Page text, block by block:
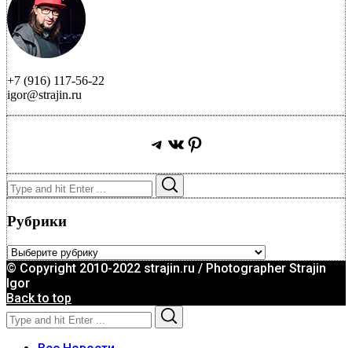
+7 (916) 117-56-22
igor@strajin.ru
Telegram
ВКонтакте
Pinterest
Search
for:
Рубрики
Рубрики
© Copyright 2010-2022 strajin.ru / Photographer Strajin
Igor
Back to top
Search
for: